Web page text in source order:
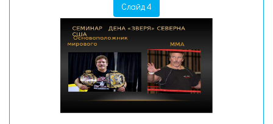
Слайд 4